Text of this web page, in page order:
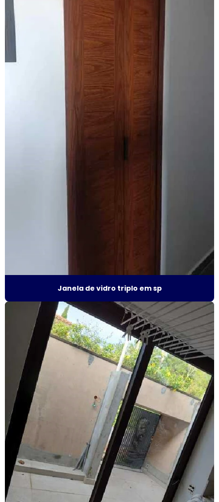
Esquadrias acústicas de alumínio
Esquadrias de alto padrão
Esquadrias alumínio acústicas
Esquadrias de alumínio fábrica
Esquadrias de alumínio janelas valor
Esquadrias de alumínio sob medida são paulo
Esquadrias de alumínio preço m2
Esquadrias de alumínio em são paulo
Esquadrias de alumínio valor
Esquadrias anti ruído
Esquadrias condomínio
Esquadrias com isolamento acústico
Esquadrias com persianas integradas
Esquadrias termo acústicas
Fábrica de esquadrias
Janela de vidro triplo em sp